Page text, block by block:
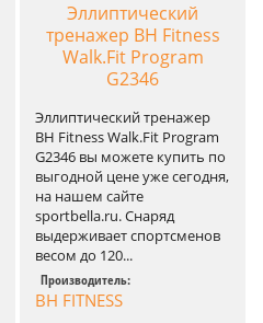
Эллиптический
тренажер BH Fitness
Walk.Fit Program
G2346
Эллиптический тренажер
BH Fitness Walk.Fit Program
G2346 вы можете купить по
выгодной цене уже сегодня,
на нашем сайте
sportbella.ru. Снаряд
выдерживает спортсменов
весом до 120...
Производитель:
BH FITNESS